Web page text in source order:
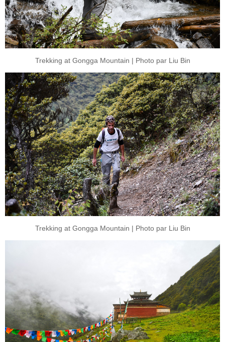
Trekking at Gongga Mountain | Photo par Liu Bin
Trekking at Gongga Mountain | Photo par Liu Bin